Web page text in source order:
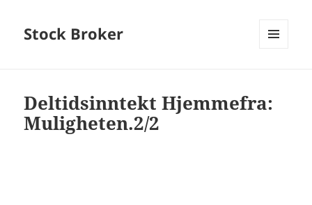
Stock Broker
Deltidsinntekt Hjemmefra:
Muligheten.2/2